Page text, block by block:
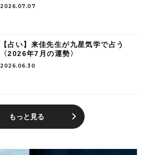
2026.07.07
【占い】来佳先生が九星気学で占う
〈2026年7月の運勢〉
2026.06.30
もっと見る